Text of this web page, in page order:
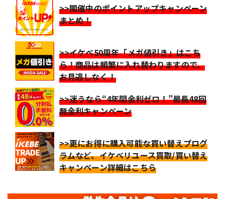
>>開催中のポイントアップキャンペーン
まとめ！
>>イケベ50周年「メガ値引き」はこち
ら！商品は頻繁に入れ替わりますので、
お見逃しなく！
>>迷うなら“4年間金利ゼロ！”最長48回
無金利キャンペーン
>>更にお得に購入可能な買い替えプログ
ラムなど、イケベリユース買取/買い替え
キャンペーン詳細はこちら